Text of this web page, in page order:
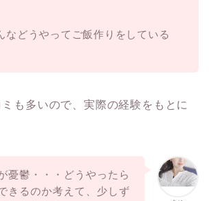
などうやってご飯作りをしている
も多いので、実際の経験をもとに
憂鬱・・・どうやったら
きるのか考えて、少しず